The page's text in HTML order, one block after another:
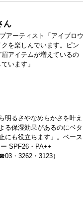
ん
アーティスト「アイブロウ
を楽しんでいます。ピン
アイテムが増えているの
います」
明るさやなめらかさを叶え
る保湿効果があるのにベタ
にも役立ちます」。ベース
SPF26・PA++
・3262・3123）